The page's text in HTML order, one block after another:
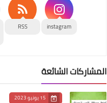
instagram
RSS
المشاركات الشائعة
15 يونيو 2023